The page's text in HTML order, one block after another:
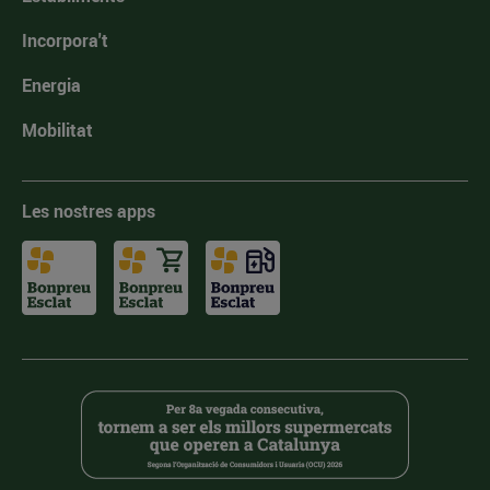
Incorpora't
Energia
Mobilitat
Les nostres apps